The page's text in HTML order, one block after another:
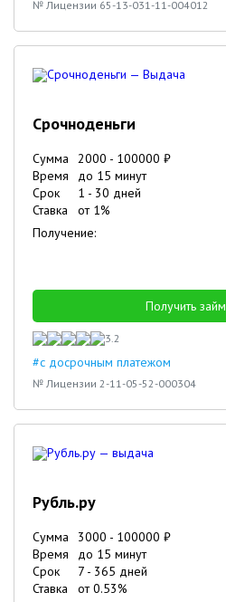
№ Лицензии 65-13-031-11-004012
Срочноденьги
Сумма 2000 - 100000 ₽
Время
до 15 минут
Срок
1 - 30 дней
Ставка
от 1%
Получение:
Получить займ
3.2
#с досрочным платежом
№ Лицензии 2-11-05-52-000304
Рубль.ру
Сумма 3000 - 100000 ₽
Время
до 15 минут
Срок
7 - 365 дней
Ставка
от0.53%